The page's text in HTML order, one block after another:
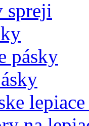
spreji
pásky